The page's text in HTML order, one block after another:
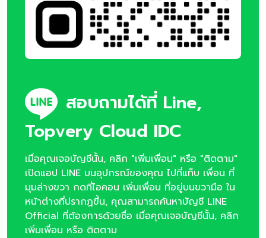
สอบถามได้ที่ Line,
Topvery Cloud IDC
เมื่อคุณเจอบัญชีนั้น, คลิก "เพิ่มเพื่อน" หรือ "ติดตาม"
เปิดแอป LINE บนอุปกรณ์ของคุณ ไปที่แท็บ เพื่อน ที่
มุมล่างขวา กดที่ไอคอน เพิ่มเพื่อน ที่อยู่บนขวามือ ใน
หน้าต่างที่ปรากฏขึ้น, คุณสามารถค้นหาบัญชี LINE
Official ที่ต้องการด้วยชื่อ เมื่อคุณเจอบัญชีนั้น, คลิก
เพิ่มเพื่อน หรือ ติดตาม